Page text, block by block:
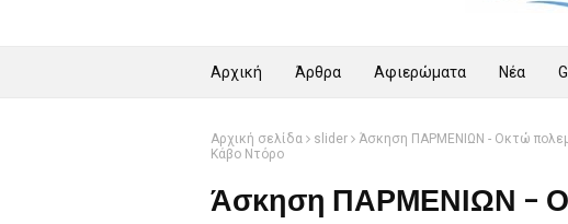
Αρχική Άρθρα Αφιερώματα Νέα
Αρχική σελίδα slider
Άσκηση ΠΑΡΜΕΝΙΩΝ - Οκτώ
Κάβο Ντόρο
Άσκηση ΠΑΡΜΕΝΙΩΝ -